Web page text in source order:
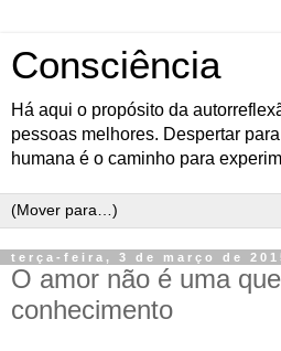
Consciência
Há aqui o propósito da
pessoas melhores. Despertar
humana é o caminho para
terça-feira, 3 de março de
O amor não é uma
conhecimento